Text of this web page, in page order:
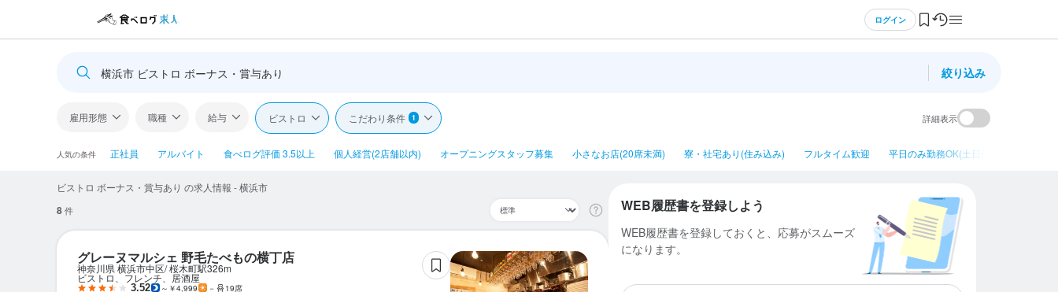
ログイン
横浜市 ビストロ ボーナス・賞与あり 絞り込み
雇用形態 職種 給与 ビストロ こだわり条件 1 詳細表示
人気の条件 正社員 アルバイト 食べログ評価 3.5以上 個人経営(2店舗以内) オープニングスタッフ募集 小さなお店(20席未満) 寮・社宅あり(住み込み) フルタイム歓迎 平日のみ勤務OK(土日休み)
ビストロ ボーナス・賞与あり の求人情報 - 横浜市
8件
グレーヌマルシェ 野毛たべもの横丁店
神奈川県 横浜市中区 桜木町駅326m
ビストロ、フレンチ、居酒屋
3.52 ～￥4,999 － 19席
WEB履歴書を登録しよう
WEB履歴書を登録しておくと、応募がスムーズ
になります。